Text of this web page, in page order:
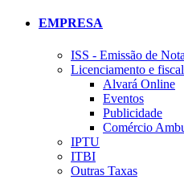
EMPRESA
ISS - Emissão de
Licenciamento e
Alvará Online
Eventos
Publicidade
Comércio
IPTU
ITBI
Outras Taxas